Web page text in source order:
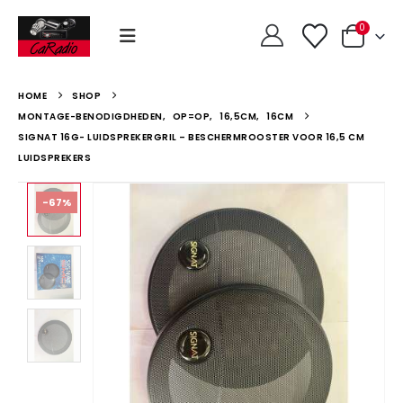
0
HOME
SHOP
MONTAGE-BENODIGDHEDEN, OP=OP, 16,5CM, 16CM
SIGNAT 16G- LUIDSPREKERGRIL – BESCHERMROOSTER VOOR 16,5 CM
LUIDSPREKERS
-67%